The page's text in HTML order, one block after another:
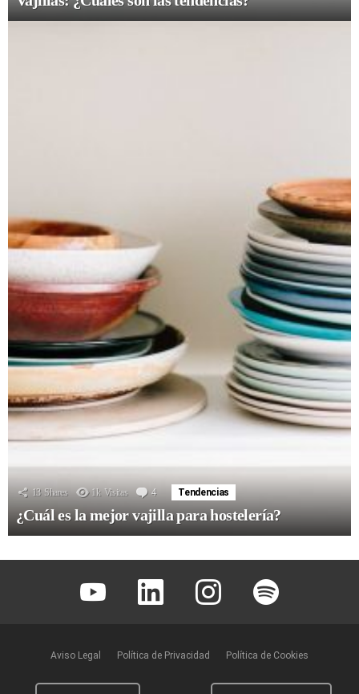
13 Shares 1k Visitas 4 Comentarios
Tendencias
¿Cuál es la mejor vajilla para hostelería?
Youtube Linkedin Instagram Spotify
Aviso Legal Política de Privacidad Política de Cookies